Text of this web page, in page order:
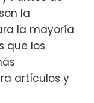
la
la mayoría
que los
artículos y